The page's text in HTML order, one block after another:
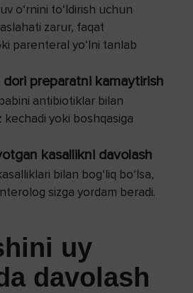
o‘rnini to‘ldirish uchun
zarur, faqat
parenteral yo‘lni tanlab
preparatni kamaytirish
antibiotiklar bilan
kechadi yoki boshqasiga
kasallikni davolash
bilan bog‘liq bo‘lsa,
sizga yordam beradi.
uy
davolash